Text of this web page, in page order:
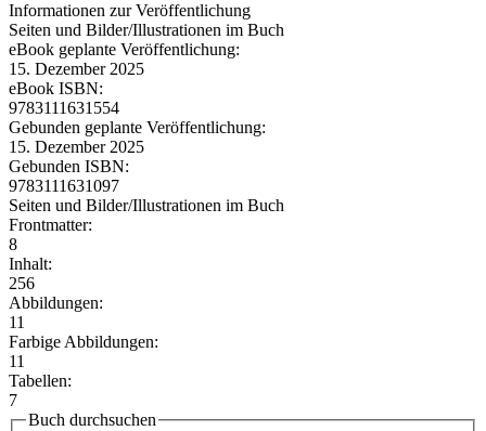
Informationen zur Veröffentlichung
Seiten und Bilder/Illustrationen im Buch
eBook geplante Veröffentlichung:
15. Dezember 2025
eBook ISBN:
9783111631554
Gebunden geplante Veröffentlichung:
15. Dezember 2025
Gebunden ISBN:
9783111631097
Seiten und Bilder/Illustrationen im Buch
Frontmatter:
8
Inhalt:
256
Abbildungen:
11
Farbige Abbildungen:
11
Tabellen:
7
Buch durchsuchen